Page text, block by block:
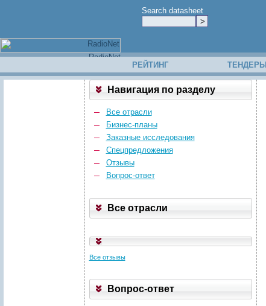
Search datasheet
РЕЙТИНГ ТЕНДЕРЫ
Навигация по разделу
Все отрасли
Бизнес-планы
Заказные исследования
Спецпредложения
Отзывы
Вопрос-ответ
Все отрасли
Все отзывы
Вопрос-ответ